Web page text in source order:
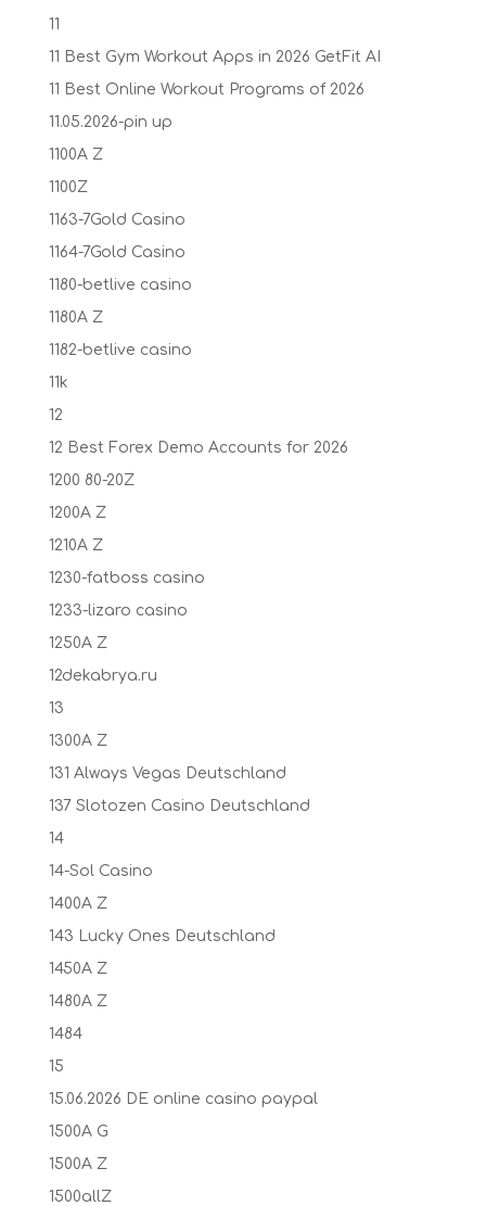
11
11 Best Gym Workout Apps in 2026 GetFit AI
11 Best Online Workout Programs of 2026
11.05.2026-pin up
1100A Z
1100Z
1163-7Gold Casino
1164-7Gold Casino
1180-betlive casino
1180A Z
1182-betlive casino
11k
12
12 Best Forex Demo Accounts for 2026
1200 80-20Z
1200A Z
1210A Z
1230-fatboss casino
1233-lizaro casino
1250A Z
12dekabrya.ru
13
1300A Z
131 Always Vegas Deutschland
137 Slotozen Casino Deutschland
14
14-Sol Casino
1400A Z
143 Lucky Ones Deutschland
1450A Z
1480A Z
1484
15
15.06.2026 DE online casino paypal
1500A G
1500A Z
1500allZ